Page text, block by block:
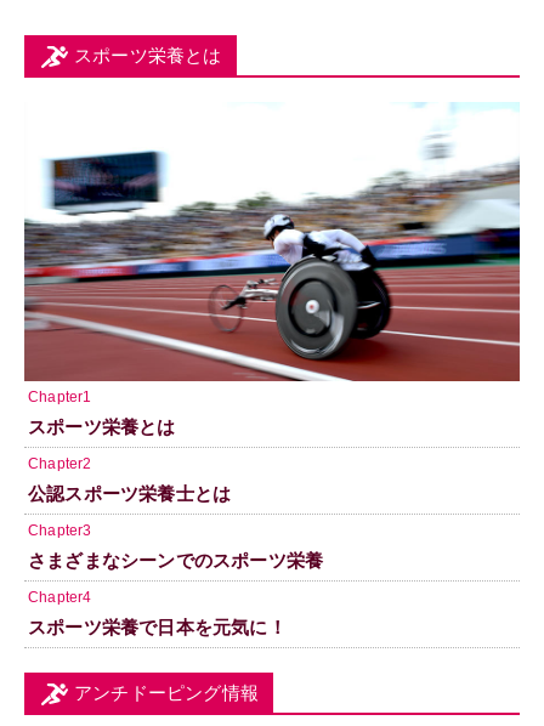
スポーツ栄養とは
Chapter1
スポーツ栄養とは
Chapter2
公認スポーツ栄養士とは
Chapter3
さまざまなシーンでのスポーツ栄養
Chapter4
スポーツ栄養で日本を元気に！
アンチドーピング情報